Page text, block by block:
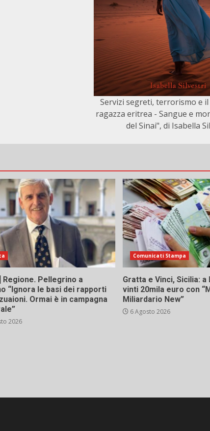
Servizi segreti, terrorismo e
ragazza eritrea - Sangue e
del Sinai", di Isabella
Regione. Pellegrino a
“Ignora le basi dei rapporti
Ormai è in campagna
2026
Comunicati Stampa
Gratta e Vinci, Sicilia: a
vinti 20mila euro con
Miliardario New”
6 Agosto 2026